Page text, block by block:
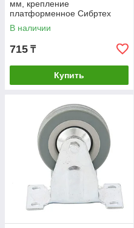
мм, крепление
платформенное Сибртех
В наличии
715 ₸
Купить